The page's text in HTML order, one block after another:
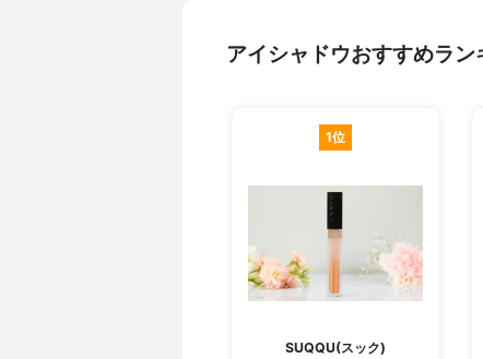
アイシャドウおすすめラン
1位
SUQQU(スック)